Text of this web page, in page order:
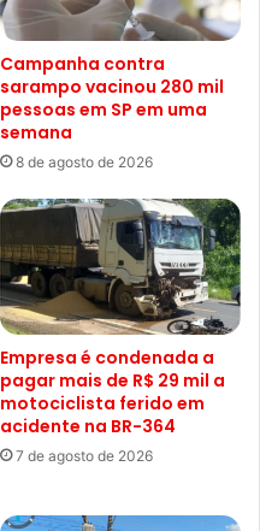
Campanha contra
sarampo vacinou 280 mil
pessoas em SP em uma
semana
8 de agosto de 2026
Empresa é condenada a
pagar mais de R$ 29 mil a
motociclista ferido em
acidente na BR-364
7 de agosto de 2026